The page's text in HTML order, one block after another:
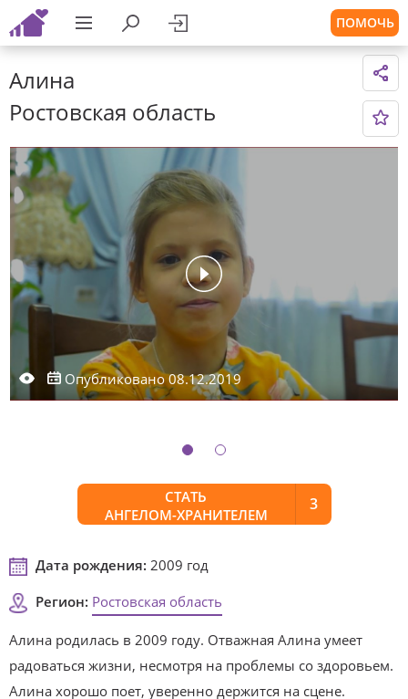
ПОМОЧЬ
Алина
Ростовская область
Опубликовано 08.12.2019
СТАТЬ
АНГЕЛОМ-ХРАНИТЕЛЕМ
3
Дата рождения: 2009 год
Регион: Ростовская область
Алина родилась в 2009 году. Отважная Алина умеет
радоваться жизни, несмотря на проблемы со здоровьем.
Алина хорошо поет, уверенно держится на сцене.